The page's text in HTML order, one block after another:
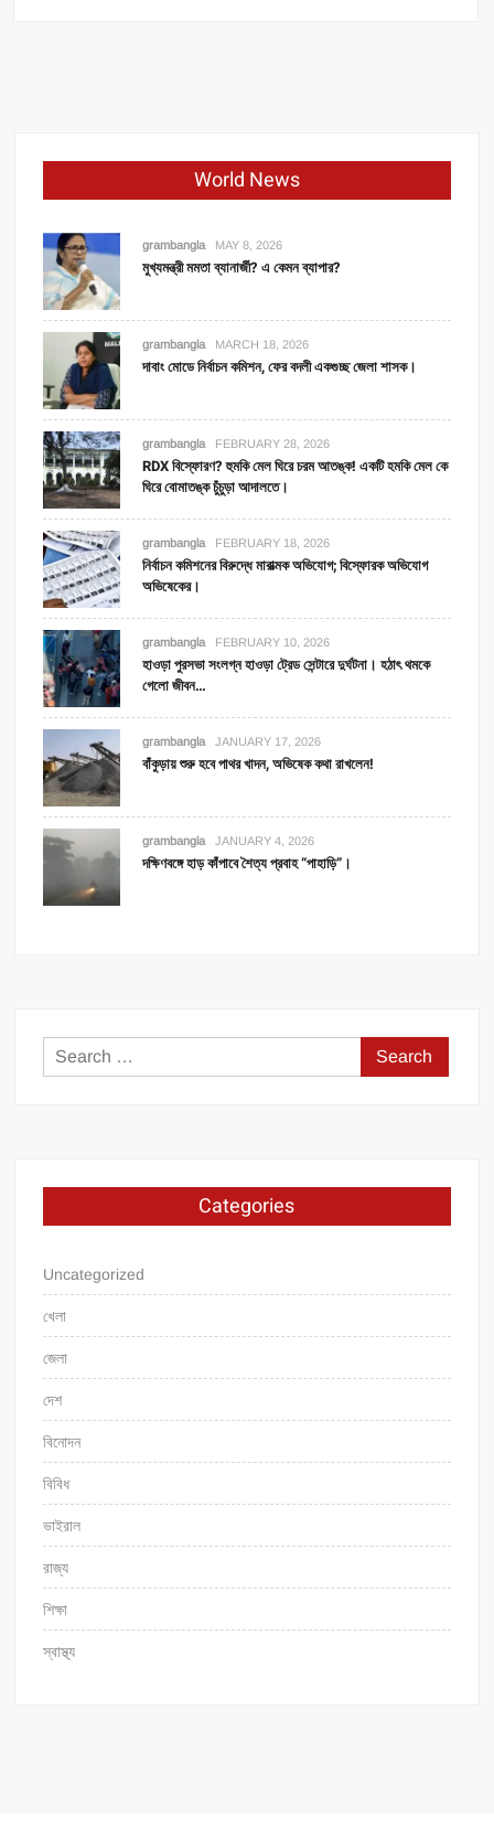
মধ্যে
World News
grambangla MAY 8, 2026
মুখ্যমন্ত্রী মমতা ব্যানার্জী? এ কেমন ব্যাপার?
grambangla MARCH 18, 2026
দাবাং মোডে নির্বাচন কমিশন, ফের বদলী একগুচ্ছ জেলা শাসক।
grambangla FEBRUARY 28, 2026
RDX বিস্ফোরণ? হুমকি মেল ঘিরে চরম আতঙ্ক! একটি হমকি মেল কে
ঘিরে বোমাতঙ্ক চুঁচুড়া আদালতে।
grambangla FEBRUARY 18, 2026
নির্বাচন কমিশনের বিরুদ্ধে মারাত্মক অভিযোগ; বিস্ফোরক অভিযোগ
অভিষেকের।
grambangla FEBRUARY 10, 2026
হাওড়া পুরসভা সংলগ্ন হাওড়া ট্রেড সেন্টারে দুর্ঘটনা। হঠাৎ থমকে
গেলো জীবন…
grambangla JANUARY 17, 2026
বাঁকুড়ায় শুরু হবে পাথর খাদন, অভিষেক কথা রাখলেন!
grambangla JANUARY 4, 2026
দক্ষিণবঙ্গে হাড় কাঁপাবে শৈত্য প্রবাহ “পাহাড়ি”।
Search
for:
Categories
Uncategorized
খেলা
জেলা
দেশ
বিনোদন
বিবিধ
ভাইরাল
রাজ্য
শিক্ষা
স্বাস্থ্য